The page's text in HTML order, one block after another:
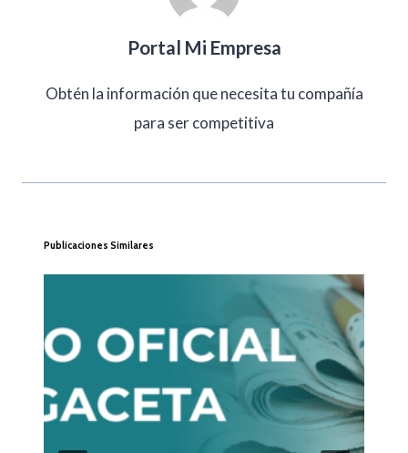
Portal Mi Empresa
Obtén la información que necesita tu compañía
para ser competitiva
Publicaciones Similares